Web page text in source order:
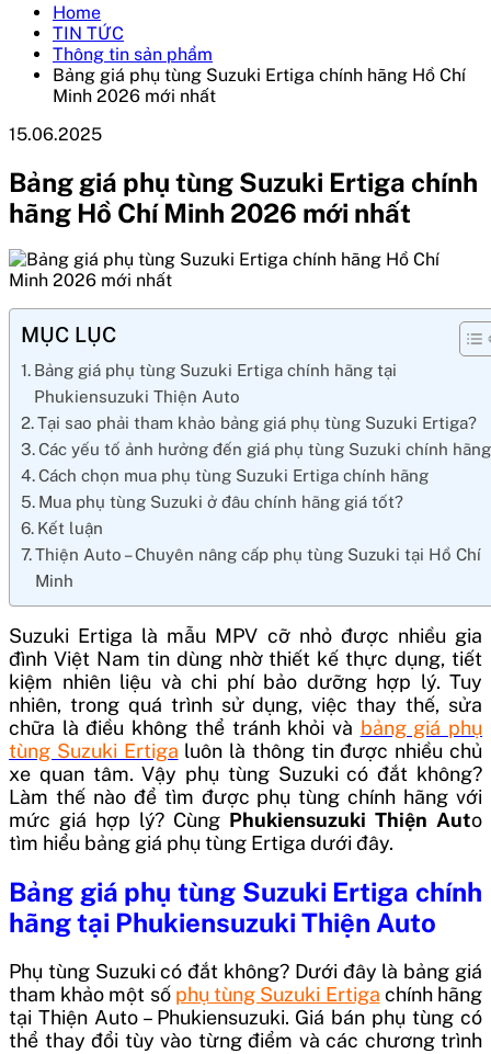
Home
TIN TỨC
Thông tin sản phẩm
Bảng giá phụ tùng Suzuki Ertiga chính hãng Hồ Chí
Minh 2026 mới nhất
15.06.2025
Bảng giá phụ tùng Suzuki Ertiga chính
hãng Hồ Chí Minh 2026 mới nhất
MỤC LỤC
Bảng giá phụ tùng Suzuki Ertiga chính hãng tại
Phukiensuzuki Thiện Auto
Tại sao phải tham khảo bảng giá phụ tùng Suzuki Ertiga?
Các yếu tố ảnh hưởng đến giá phụ tùng Suzuki chính hãng
Cách chọn mua phụ tùng Suzuki Ertiga chính hãng
Mua phụ tùng Suzuki ở đâu chính hãng giá tốt?
Kết luận
Thiện Auto – Chuyên nâng cấp phụ tùng Suzuki tại Hồ Chí
Minh
Suzuki Ertiga là mẫu MPV cỡ nhỏ được nhiều gia
đình Việt Nam tin dùng nhờ thiết kế thực dụng, tiết
kiệm nhiên liệu và chi phí bảo dưỡng hợp lý. Tuy
nhiên, trong quá trình sử dụng, việc thay thế, sửa
chữa là điều không thể tránh khỏi và bảng giá phụ
tùng Suzuki Ertiga luôn là thông tin được nhiều chủ
xe quan tâm. Vậy phụ tùng Suzuki có đắt không?
Làm thế nào để tìm được phụ tùng chính hãng với
mức giá hợp lý? Cùng Phukiensuzuki Thiện Auto
tìm hiểu bảng giá phụ tùng Ertiga dưới đây.
Bảng giá phụ tùng Suzuki Ertiga chính
hãng tại Phukiensuzuki Thiện Auto
Phụ tùng Suzuki có đắt không? Dưới đây là bảng giá
tham khảo một số phụ tùng Suzuki Ertiga chính hãng
tại Thiện Auto – Phukiensuzuki. Giá bán phụ tùng có
thể thay đổi tùy vào từng điểm và các chương trình